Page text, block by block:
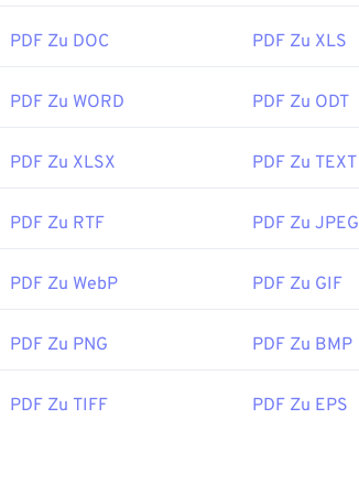
PDF Zu DOC PDF Zu XLS
PDF Zu WORD PDF Zu ODT
PDF Zu XLSX PDF Zu TEXT
PDF Zu RTF PDF Zu JPEG
PDF Zu WebP PDF Zu GIF
PDF Zu PNG PDF Zu BMP
PDF Zu TIFF PDF Zu EPS